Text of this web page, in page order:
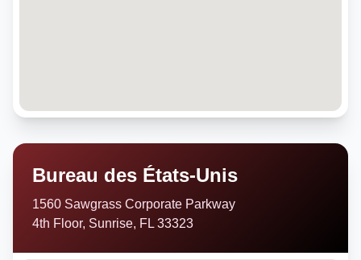
Bureau des États-Unis
1560 Sawgrass Corporate Parkway
4th Floor, Sunrise, FL 33323